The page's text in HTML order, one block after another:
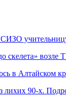
СИЗО
скелета»
в Алтайском
лихих 90-х.